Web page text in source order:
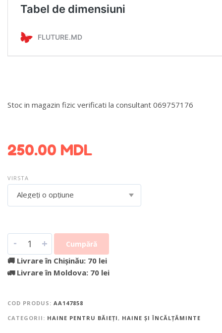
Stoc in magazin fizic verificati la consultant 069757176
250.00 MDL
VIRSTA
Alegeți o opțiune
- + Cumpără
🚚 Livrare în Chișinău: 70 lei
🚛 Livrare în Moldova: 70 lei
COD PRODUS: AA147858
CATEGORII: HAINE PENTRU BĂIEȚI, HAINE ȘI ÎNCĂLȚĂMINTE